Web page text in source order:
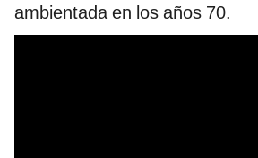
ambientada en los años 70.